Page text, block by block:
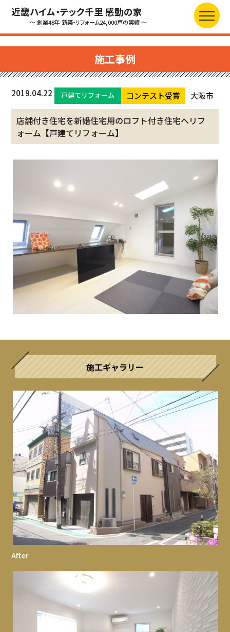
近畿ハイム・テック千里 感動の家
～ 創業48年 新築・リフォーム24,000戸の実績 ～
施工事例
2019.04.22 戸建てリフォーム コンテスト受賞 大阪市
店舗付き住宅を新婚住宅用のロフト付き住宅へリフ
ォーム【戸建てリフォーム】
施工ギャラリー
After